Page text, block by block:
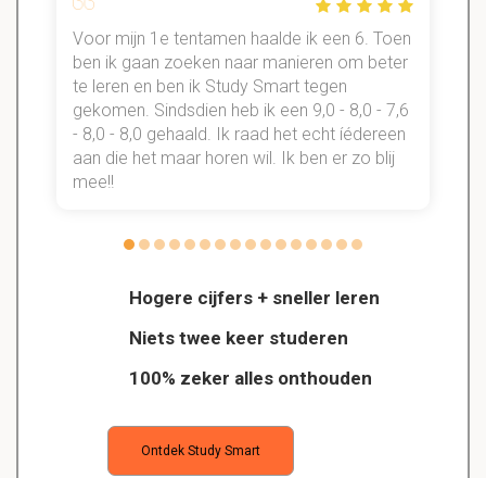
Hogere cijfers + sneller leren
Niets twee keer studeren
100% zeker alles onthouden
Ontdek Study Smart
Voor mijn 1e tentamen haalde ik een 6. Toen
ben ik gaan zoeken naar manieren om beter
te leren en ben ik Study Smart tegen
gekomen. Sindsdien heb ik een 9,0 - 8,0 - 7,6
- 8,0 - 8,0 gehaald. Ik raad het echt íédereen
aan die het maar horen wil. Ik ben er zo blij
mee!!